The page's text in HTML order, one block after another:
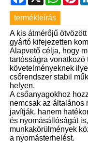
termékleírás
A kis átmérőjű
gyártó kifejezetten
Alapvető célja, hogy
tartósságra vonatkozó
követelményeknek
csőrendszer stabil
helyen.
A csőanyagokhoz
nemcsak az általános
javítják, hanem
és nyomásállóságát
munkakörülmények
a nyomásterhelést.